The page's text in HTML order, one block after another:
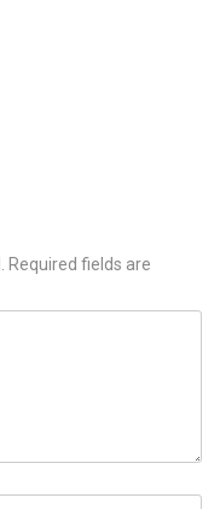
Required fields are